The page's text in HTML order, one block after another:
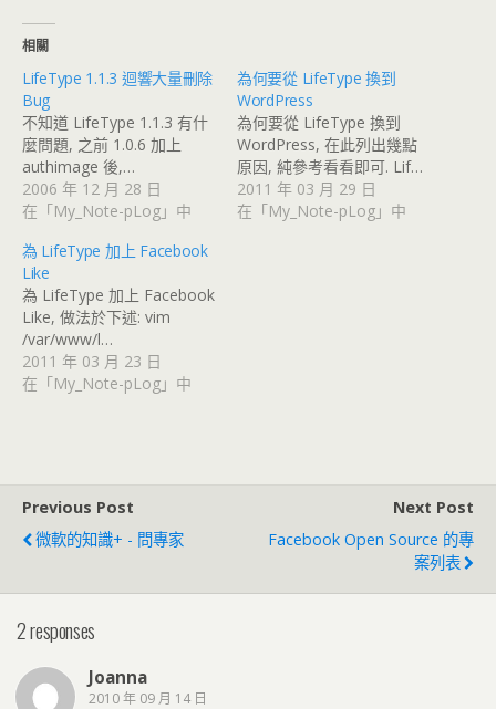
相關
LifeType 1.1.3 迴響大量刪除
Bug
不知道 LifeType 1.1.3 有什
麼問題, 之前 1.0.6 加上
authimage 後,…
2006 年 12 月 28 日
在「My_Note-pLog」中
為何要從 LifeType 換到
WordPress
為何要從 LifeType 換到
WordPress, 在此列出幾點
原因, 純參考看看即可. Lif…
2011 年 03 月 29 日
在「My_Note-pLog」中
為 LifeType 加上 Facebook
Like
為 LifeType 加上 Facebook
Like, 做法於下述: vim
/var/www/l…
2011 年 03 月 23 日
在「My_Note-pLog」中
Previous Post
微軟的知識+ - 問專家
Next Post
Facebook Open Source 的專
案列表
2 responses
Joanna
2010 年 09 月 14 日